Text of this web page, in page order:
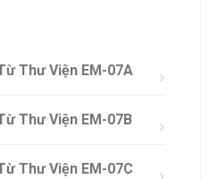
Thư Viện EM-07A
Thư Viện EM-07B
Thư Viện EM-07C